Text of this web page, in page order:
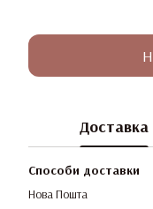
Доставка
Способи доставки
Нова Пошта